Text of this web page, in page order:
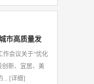
市高质量发
作会议关于“优化
创新、宜居、美
... [详细]